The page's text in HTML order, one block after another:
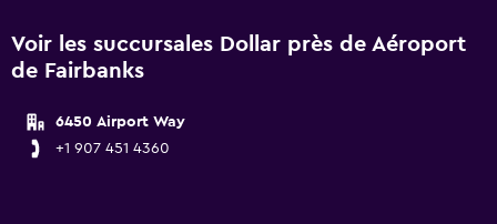
Voir les succursales Dollar près de Aéroport
de Fairbanks
6450 Airport Way
+1 907 451 4360